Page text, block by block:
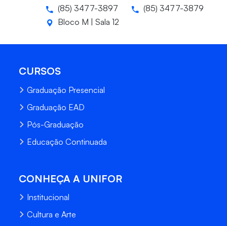
(85) 3477-3897
(85) 3477-3879
Bloco M | Sala 12
CURSOS
Graduação Presencial
Graduação EAD
Pós-Graduação
Educação Continuada
CONHEÇA A UNIFOR
Institucional
Cultura e Arte